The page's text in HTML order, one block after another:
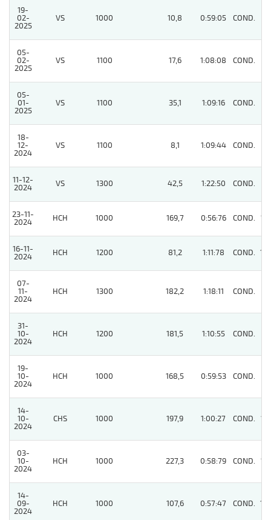
19-
02-
2025
VS 1000 10,8 0:59:05 COND.
05-
02-
2025
VS 1100 17,6 1:08:08 COND.
05-
01-
2025
VS 1100 35,1 1:09:16 COND.
18-
12-
2024
VS 1100 8,1 1:09:44 COND.
11-12-
2024
VS 1300 42,5 1:22:50 COND.
23-11-
2024
HCH 1000 169,7 0:56:76 COND. 12
16-11-
2024
HCH 1200 81,2 1:11:78 COND. 10
07-
11-
2024
HCH 1300 182,2 1:18:11 COND.
31-
10-
2024
HCH 1200 181,5 1:10:55 COND.
19-
10-
2024
HCH 1000 168,5 0:59:53 COND.
14-
10-
2024
CHS 1000 197,9 1:00:27 COND. 13
03-
10-
2024
HCH 1000 227,3 0:58:79 COND. 12
14-
09-
2024
HCH 1000 107,6 0:57:47 COND. 14